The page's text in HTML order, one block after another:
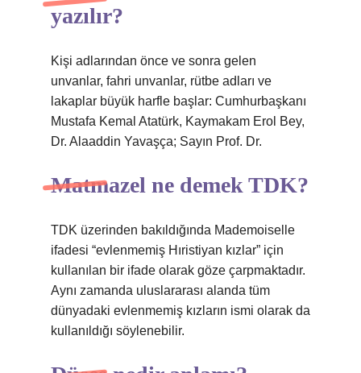
yazılır?
Kişi adlarından önce ve sonra gelen
unvanlar, fahri unvanlar, rütbe adları ve
lakaplar büyük harfle başlar: Cumhurbaşkanı
Mustafa Kemal Atatürk, Kaymakam Erol Bey,
Dr. Alaaddin Yavaşça; Sayın Prof. Dr.
Matmazel ne demek TDK?
TDK üzerinden bakıldığında Mademoiselle
ifadesi “evlenmemiş Hıristiyan kızlar” için
kullanılan bir ifade olarak göze çarpmaktadır.
Aynı zamanda uluslararası alanda tüm
dünyadaki evlenmemiş kızların ismi olarak da
kullanıldığı söylenebilir.